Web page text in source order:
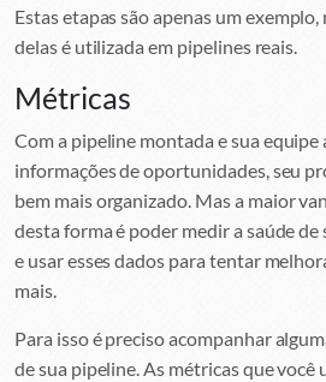
Estas etapas são apenas um
delas é utilizada em pipelines reais.
Métricas
Com a pipeline montada e sua equipe
informações de oportunidades, seu
bem mais organizado. Mas a maior
desta forma é poder medir a saúde de
e usar esses dados para tentar
mais.
Para isso é preciso acompanhar
de sua pipeline. As métricas que você